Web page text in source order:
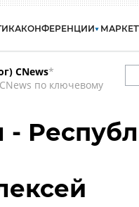
КОНФЕРЕНЦИИ МАРКЕТ
CNews*
по ключевому
-